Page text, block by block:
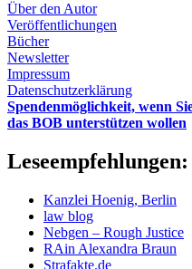
Über den Autor
Veröffentlichungen
Bücher
Newsletter
Impressum
Datenschutzerklärung
Spendenmöglichkeit, wenn
das BOB unterstützen wollen
Leseempfehlungen:
Kanzlei Hoenig, Berlin
law blog
Nebgen – Rough Justice
RAin Alexandra Braun
Strafakte.de